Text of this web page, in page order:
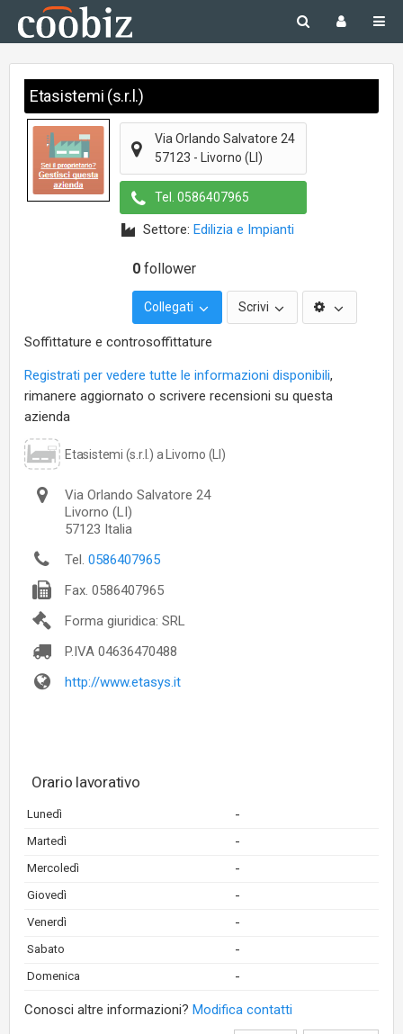
Etasistemi (s.r.l.)
Via Orlando Salvatore 24
57123 - Livorno (LI)
Tel. 0586407965
Settore: Edilizia e Impianti
0 follower
Collegati Scrivi
Soffittature e controsoffittature
Registrati per vedere tutte le informazioni disponibili,
rimanere aggiornato o scrivere recensioni su questa
azienda
Etasistemi (s.r.l.) a Livorno (LI)
Via Orlando Salvatore 24
Livorno (LI)
57123 Italia
Tel. 0586407965
Fax. 0586407965
Forma giuridica: SRL
P.IVA 04636470488
http://www.etasys.it
Orario lavorativo
Lunedì -
Martedì -
Mercoledì -
Giovedì -
Venerdì -
Sabato -
Domenica -
Conosci altre informazioni? Modifica contatti